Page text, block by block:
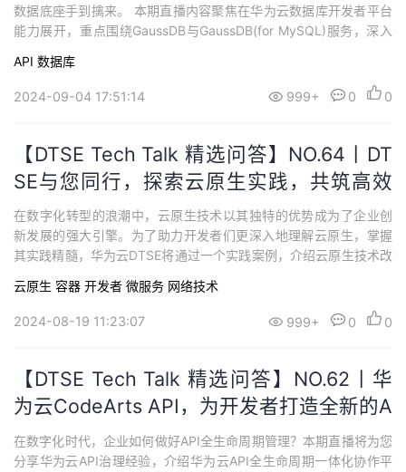
数据底座手到擒来。 本期直播内容聚焦在华为云数据库开发者平台
能力展开，重点围绕GaussDB与GaussDB(for MySQL)服务，深入
台，助力开发者快速上手数据库服务API。
API 数据库
2024-09-04 17:51:14 999+ 0 0
【DTSE Tech Talk 精选问答】NO.64丨DT
SE与您同行，探索云原生实践，共筑高效
云优化之路
在数字化转型的浪潮中，云原生技术以其独特的优势成为了企业创
新发展的强大引擎。为了助力开发者们更深入地理解云原生，掌握
其实践精髓，华为云DTSE将通过一个实践案例，介绍云原生技术改
升系统弹性能力，探索云原生实践新路径。
云原生 容器 开发者 微服务 网络技术
2024-08-19 11:23:07 999+ 0 0
【DTSE Tech Talk 精选问答】NO.62丨华
为云CodeArts API，为开发者打造全新的A
PI研发体验
在数字化时代，企业如何做好API全生命周期管理？本期直播将为您
分享华为云API治理经验，介绍华为云API全生命周期一体化协作平